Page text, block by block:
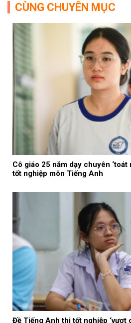
CÙNG CHUYÊN MỤC
Cô giáo 25 năm dạy chuyên ‘toát
tốt nghiệp môn Tiếng Anh
Đề Tiếng Anh thi tốt nghiệp ‘vượt